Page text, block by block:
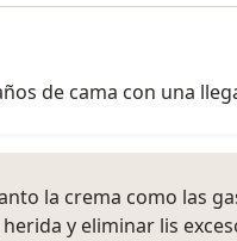
de cama con una
la crema como las
y eliminar lis